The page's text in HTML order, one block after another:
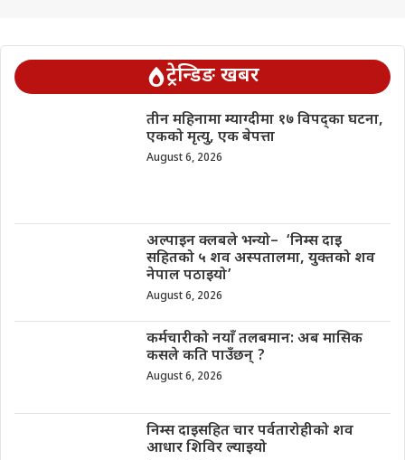
ट्रेन्डिङ खबर
तीन महिनामा म्याग्दीमा १७ विपद्का घटना,
एकको मृत्यु, एक बेपत्ता
August 6, 2026
अल्पाइन क्लबले भन्यो– ‘निम्स दाइ
सहितको ५ शव अस्पतालमा, युक्तको शव
नेपाल पठाइयो’
August 6, 2026
कर्मचारीको नयाँ तलबमान: अब मासिक
कसले कति पाउँछन् ?
August 6, 2026
निम्स दाइसहित चार पर्वतारोहीको शव
आधार शिविर ल्याइयो